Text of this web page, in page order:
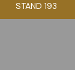
STAND 193